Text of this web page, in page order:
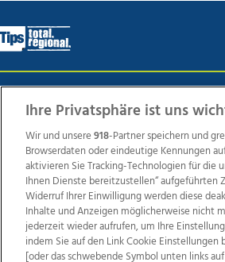
Wir über uns Mediadaten
TV1 di-mog-i.at OÖNow
Ihre Privatsphäre ist uns
Wir und unsere918-Partner speichern und
Browserdaten oder eindeutige Kennungen
aktivieren Sie Tracking-Technologien für die
Ihnen Dienste bereitzustellen“ aufgeführten
Widerruf Ihrer Einwilligung werden diese
Inhalte und Anzeigen möglicherweise nicht
jederzeit wieder aufrufen, um Ihre
indem Sie auf den Link Cookie
[oder das schwebende Symbol unten links